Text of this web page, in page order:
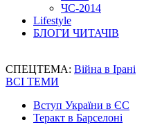
ЧС-2014
Lifestyle
БЛОГИ ЧИТАЧІВ
СПЕЦТЕМА: Війна в Ірані
ВСІ ТЕМИ
Вступ України в ЄС
Теракт в Барселоні